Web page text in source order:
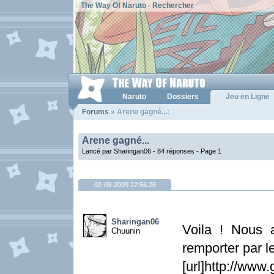
The Way Of Naruto- Rechercher
Naruto Dossiers
Jeu en Ligne
Forums » Arene gagné...:
Arene gagné...
Lancé par Sharingan06 - 84 réponses - Page 1
02-09-2009 22:56:28
Sharingan06
Chuunin
Voila ! Nous
remporter par
[url]http://